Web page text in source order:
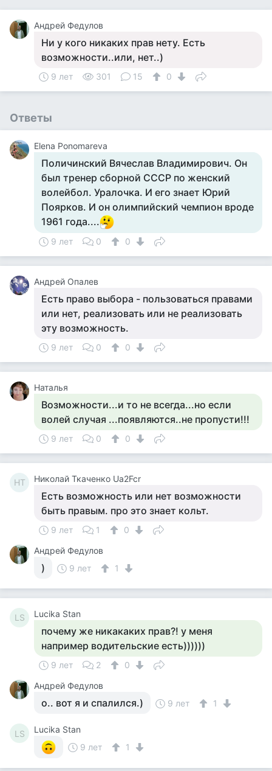
Андрей Федулов
Ни у кого никаких прав нету. Есть
возможности..или, нет..)
9 лет 301 15 0
Ответы
Elena Ponomareva
Поличинский Вячеслав Владимирович. Он
был тренер сборной СССР по женский
волейбол. Уралочка. И его знает Юрий
Поярков. И он олимпийский чемпион вроде
1961 года....
9 лет 0 0
Андрей Опалев
Есть право выбора - пользоваться правами
или нет, реализовать или не реализовать
эту возможность.
9 лет 0 0
Наталья
Возможности...и то не всегда...но если
волей случая ...появляются..не пропусти!!!
9 лет 0 0
НТ Николай Ткаченко Ua2Fcr
Есть возможность или нет возможности
быть правым. про это знает кольт.
9 лет 1
0
Андрей Федулов
) 9 лет 1
LS Lucika Stan
почему же никакаких прав?! у меня
например водительские есть))))))
9 лет 2
0
Андрей Федулов
о.. вот я и спалился.) 9 лет 1
LS
Lucika Stan
9 лет
1